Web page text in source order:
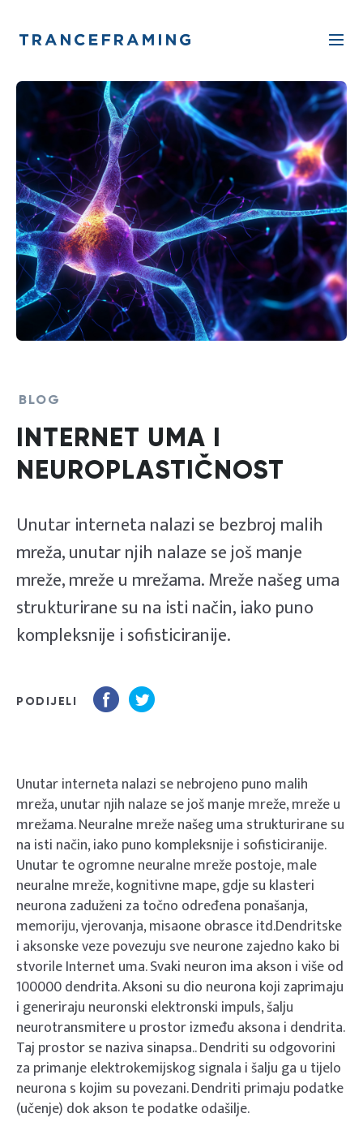
BLOG
INTERNET UMA I
NEUROPLASTIČNOST
Unutar interneta nalazi se bezbroj malih
mreža, unutar njih nalaze se još manje
mreže, mreže u mrežama. Mreže našeg uma
strukturirane su na isti način, iako puno
kompleksnije i sofisticiranije.
PODIJELI
Unutar interneta nalazi se nebrojeno puno malih
mreža, unutar njih nalaze se još manje mreže, mreže u
mrežama. Neuralne mreže našeg uma strukturirane su
na isti način, iako puno kompleksnije i sofisticiranije.
Unutar te ogromne neuralne mreže postoje, male
neuralne mreže, kognitivne mape, gdje su klasteri
neurona zaduženi za točno određena ponašanja,
memoriju, vjerovanja, misaone obrasce itd.Dendritske
i aksonske veze povezuju sve neurone zajedno kako bi
stvorile Internet uma. Svaki neuron ima akson i više od
100000 dendrita. Aksoni su dio neurona koji zaprimaju
i generiraju neuronski elektronski impuls, šalju
neurotransmitere u prostor između aksona i dendrita.
Taj prostor se naziva sinapsa.. Dendriti su odgovorini
za primanje elektrokemijskog signala i šalju ga u tijelo
neurona s kojim su povezani. Dendriti primaju podatke
(učenje) dok akson te podatke odašilje.